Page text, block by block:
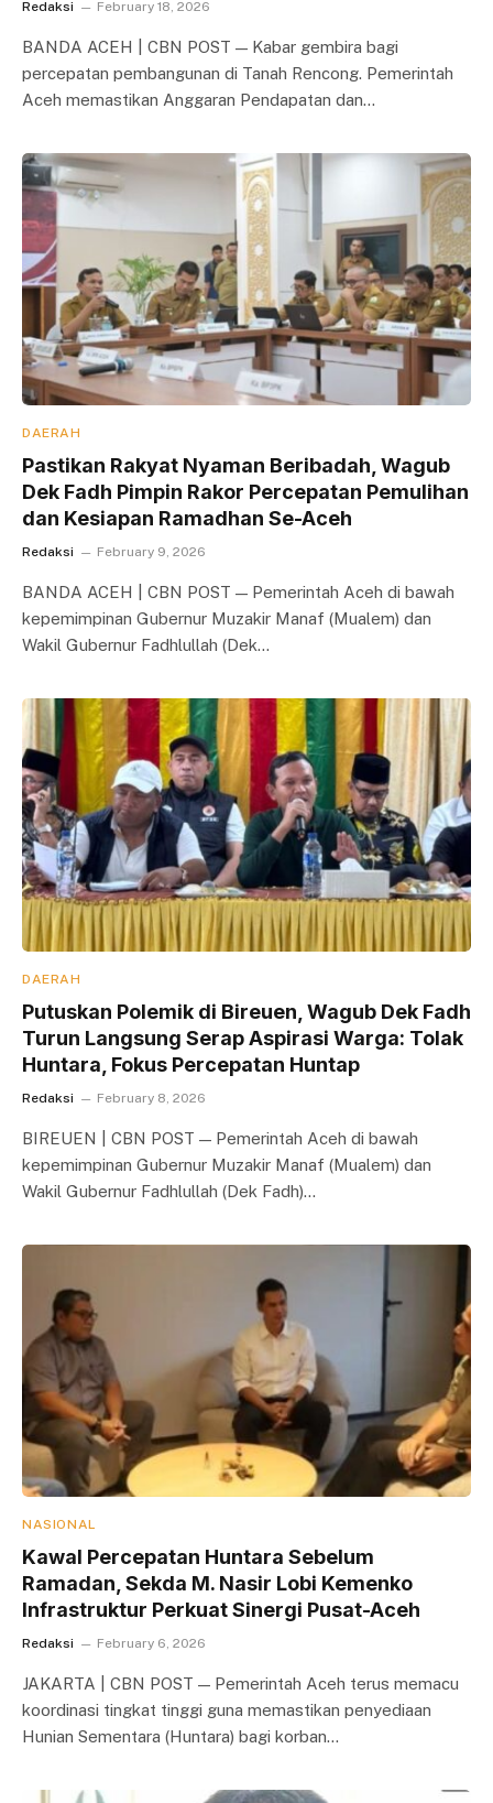
Redaksi February 18, 2026
BANDA ACEH | CBN POST — Kabar gembira bagi
percepatan pembangunan di Tanah Rencong. Pemerintah
Aceh memastikan Anggaran Pendapatan dan…
DAERAH
Pastikan Rakyat Nyaman Beribadah, Wagub
Dek Fadh Pimpin Rakor Percepatan Pemulihan
dan Kesiapan Ramadhan Se-Aceh
Redaksi February 9, 2026
BANDA ACEH | CBN POST — Pemerintah Aceh di bawah
kepemimpinan Gubernur Muzakir Manaf (Mualem) dan
Wakil Gubernur Fadhlullah (Dek…
DAERAH
Putuskan Polemik di Bireuen, Wagub Dek Fadh
Turun Langsung Serap Aspirasi Warga: Tolak
Huntara, Fokus Percepatan Huntap
Redaksi February 8, 2026
BIREUEN | CBN POST — Pemerintah Aceh di bawah
kepemimpinan Gubernur Muzakir Manaf (Mualem) dan
Wakil Gubernur Fadhlullah (Dek Fadh)…
NASIONAL
Kawal Percepatan Huntara Sebelum
Ramadan, Sekda M. Nasir Lobi Kemenko
Infrastruktur Perkuat Sinergi Pusat-Aceh
Redaksi February 6, 2026
JAKARTA | CBN POST — Pemerintah Aceh terus memacu
koordinasi tingkat tinggi guna memastikan penyediaan
Hunian Sementara (Huntara) bagi korban…